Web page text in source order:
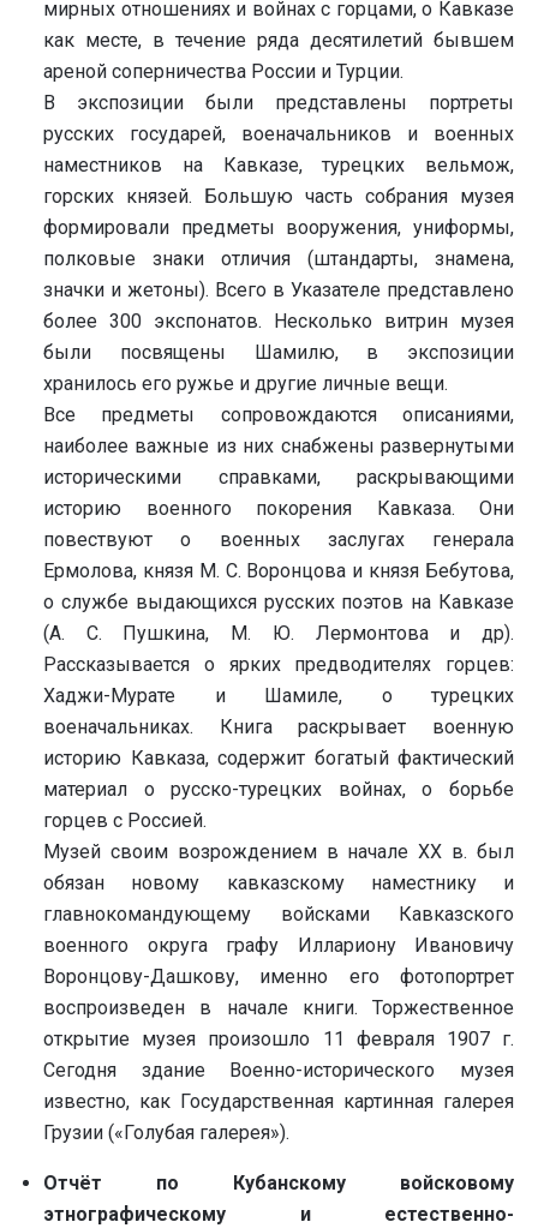
мирных отношениях и войнах с горцами, о Кавказе
как месте, в течение ряда десятилетий бывшем
ареной соперничества России и Турции.
В экспозиции были представлены портреты
русских государей, военачальников и военных
наместников на Кавказе, турецких вельмож,
горских князей. Большую часть собрания музея
формировали предметы вооружения, униформы,
полковые знаки отличия (штандарты, знамена,
значки и жетоны). Всего в Указателе представлено
более 300 экспонатов. Несколько витрин музея
были посвящены Шамилю, в экспозиции
хранилось его ружье и другие личные вещи.
Все предметы сопровождаются описаниями,
наиболее важные из них снабжены развернутыми
историческими справками, раскрывающими
историю военного покорения Кавказа. Они
повествуют о военных заслугах генерала
Ермолова, князя М. С. Воронцова и князя Бебутова,
о службе выдающихся русских поэтов на Кавказе
(А. С. Пушкина, М. Ю. Лермонтова и др).
Рассказывается о ярких предводителях горцев:
Хаджи-Мурате и Шамиле, о турецких
военачальниках. Книга раскрывает военную
историю Кавказа, содержит богатый фактический
материал о русско-турецких войнах, о борьбе
горцев с Россией.
Музей своим возрождением в начале ХХ в. был
обязан новому кавказскому наместнику и
главнокомандующему войсками Кавказского
военного округа графу Иллариону Ивановичу
Воронцову-Дашкову, именно его фотопортрет
воспроизведен в начале книги. Торжественное
открытие музея произошло 11 февраля 1907 г.
Сегодня здание Военно-исторического музея
известно, как Государственная картинная галерея
Грузии («Голубая галерея»).
Отчёт по Кубанскому войсковому
этнографическому и естественно-